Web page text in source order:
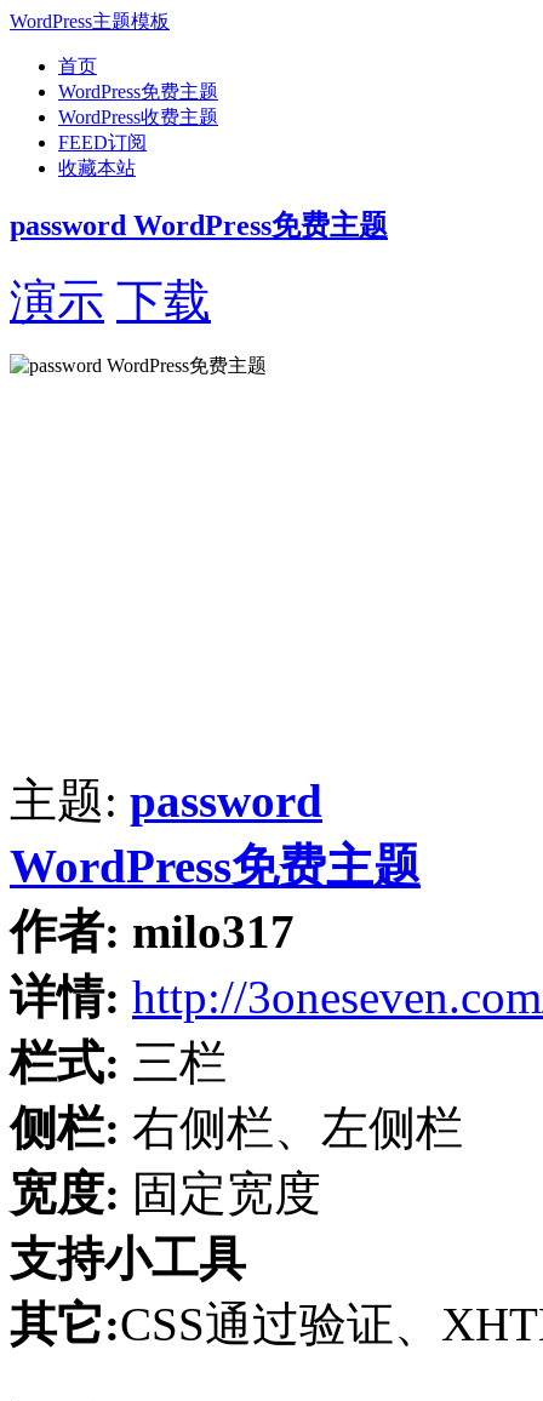
WordPress主题模板
首页
WordPress免费主题
WordPress收费主题
FEED订阅
收藏本站
password WordPress免费主题
演示 下载
主题: password
WordPress免费主题
作者: milo317
详情: http://
栏式: 三栏
侧栏: 右侧栏、左侧栏
宽度: 固定宽度
支持小工具
其它:CSS通过验证、